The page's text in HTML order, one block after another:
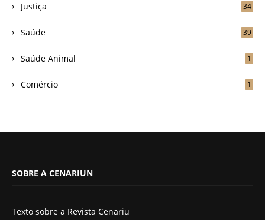
Justiça 34
Saúde 39
Saúde Animal 1
Comércio 1
SOBRE A CENARIUN
Texto sobre a Revista Cenariu